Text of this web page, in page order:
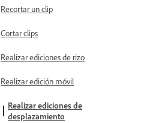
Recortar un clip
Cortar clips
Realizar ediciones de rizo
Realizar edición móvil
Realizar ediciones de
desplazamiento